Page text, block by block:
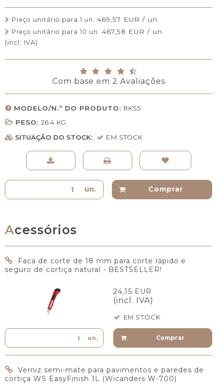
Preço unitário para 1 un. 469,57 EUR / un.
Preço unitário para 10 un. 467,58 EUR / un.
(incl. IVA)
Com base em 2 Avaliações
MODELO/N.º DO PRODUTO: RKS5
PESO: 26.4 KG
SITUAÇÃO DO STOCK:
EM STOCK
un. Comprar
Acessórios
Faca de corte de 18 mm para corte rápido e
seguro de cortiça natural - BESTSELLER!
24,15 EUR
(incl. IVA)
EM STOCK
un. Comprar
Verniz semi-mate para pavimentos e paredes de
cortiça WS EasyFinish 1L (Wicanders W-700)